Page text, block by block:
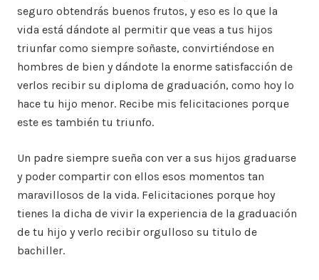
seguro obtendrás buenos frutos, y eso es lo que la
vida está dándote al permitir que veas a tus hijos
triunfar como siempre soñaste, convirtiéndose en
hombres de bien y dándote la enorme satisfacción de
verlos recibir su diploma de graduación, como hoy lo
hace tu hijo menor. Recibe mis felicitaciones porque
este es también tu triunfo.
Un padre siempre sueña con ver a sus hijos graduarse
y poder compartir con ellos esos momentos tan
maravillosos de la vida. Felicitaciones porque hoy
tienes la dicha de vivir la experiencia de la graduación
de tu hijo y verlo recibir orgulloso su titulo de
bachiller.